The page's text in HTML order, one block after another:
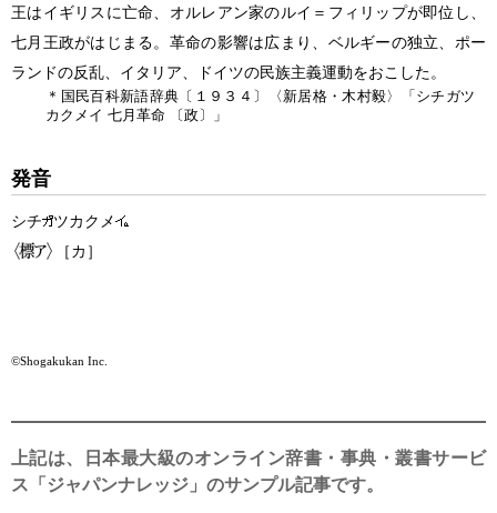
王はイギリスに亡命、オルレアン家のルイ＝フィリップが即位し、
七月王政がはじまる。革命の影響は広まり、ベルギーの独立、ポー
ランドの反乱、イタリア、ドイツの民族主義運動をおこした。
＊国民百科新語辞典〔１９３４〕〈新居格・木村毅〉「シチガツ
カクメイ七月革命 〔政〕」
発音
シチ
ツカクメ
［カ］
©Shogakukan Inc.
上記は、日本最大級のオンライン辞書・事典・叢書サービ
ス「ジャパンナレッジ」のサンプル記事です。